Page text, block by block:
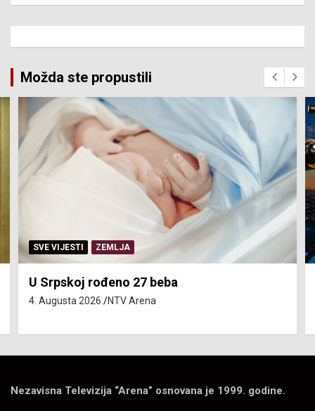
Možda ste propustili
VIJESTI ZEMLJA
rođeno 27 beba
2026. NTV Arena
Nezavisna Televizija “Arena” osnovana je 1999. godine.